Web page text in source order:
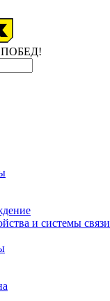
и системы связи